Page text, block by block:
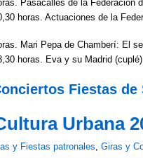
Pasacalles de la Federación
horas. Actuaciones de la
Mari Pepa de Chamberí: El
horas. Eva y su Madrid (cuplé)
Fiestas de
Urbana
y Fiestas patronales Giras y